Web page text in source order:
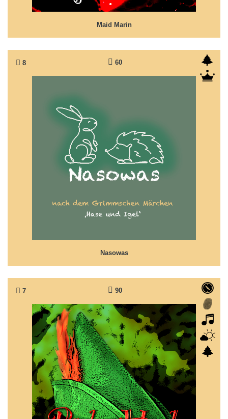
Maid Marin
8 60
Nasowas
Nasowas
Märchen nach Grimms 'Hase und Igel'
7 90
Räuber Hood
So wurde er zur Legende des Gerechten...